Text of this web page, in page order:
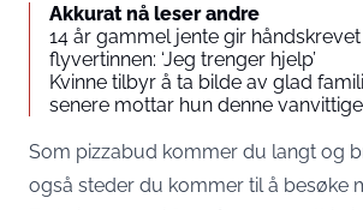
Akkurat nå leser andre
14 år gammel jente gir
flyvertinnen: ‘Jeg trenger hjelp’
Kvinne tilbyr å ta bilde av glad
senere mottar hun denne
Som pizzabud kommer du langt og
også steder du kommer til å besøke